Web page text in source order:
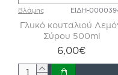
Βλάμης ΕΙΔΗ-
Γλυκό κουταλιού
Σύρου 500ml
6,00€